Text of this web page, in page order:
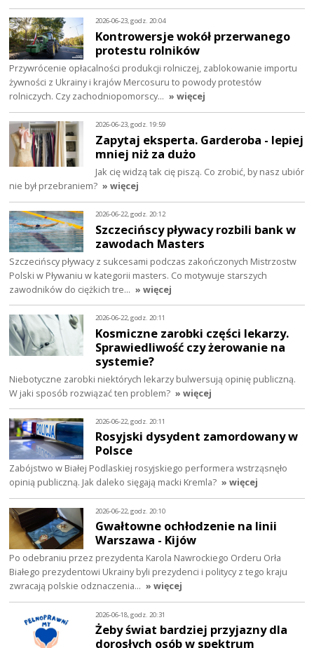
2026-06-23, godz. 20:04
Kontrowersje wokół przerwanego
protestu rolników
Przywrócenie opłacalności produkcji rolniczej, zablokowanie importu
żywności z Ukrainy i krajów Mercosuru to powody protestów
rolniczych. Czy zachodniopomorscy… » więcej
2026-06-23, godz. 19:59
Zapytaj eksperta. Garderoba - lepiej
mniej niż za dużo
Jak cię widzą tak cię piszą. Co zrobić, by nasz ubiór
nie był przebraniem? » więcej
2026-06-22, godz. 20:12
Szczecińscy pływacy rozbili bank w
zawodach Masters
Szczecińscy pływacy z sukcesami podczas zakończonych Mistrzostw
Polski w Pływaniu w kategorii masters. Co motywuje starszych
zawodników do ciężkich tre… » więcej
2026-06-22, godz. 20:11
Kosmiczne zarobki części lekarzy.
Sprawiedliwość czy żerowanie na
systemie?
Niebotyczne zarobki niektórych lekarzy bulwersują opinię publiczną.
W jaki sposób rozwiązać ten problem? » więcej
2026-06-22, godz. 20:11
Rosyjski dysydent zamordowany w
Polsce
Zabójstwo w Białej Podlaskiej rosyjskiego performera wstrząsnęło
opinią publiczną. Jak daleko sięgają macki Kremla? » więcej
2026-06-22, godz. 20:10
Gwałtowne ochłodzenie na linii
Warszawa - Kijów
Po odebraniu przez prezydenta Karola Nawrockiego Orderu Orła
Białego prezydentowi Ukrainy byli prezydenci i politycy z tego kraju
zwracają polskie odznaczenia… » więcej
2026-06-18, godz. 20:31
Żeby świat bardziej przyjazny dla
dorosłych osób w spektrum